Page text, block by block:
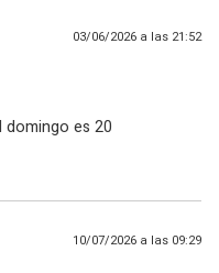
03/06/2026 a las 21:52
domingo es 20
10/07/2026 a las 09:29